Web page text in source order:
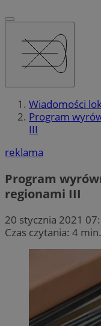
Wiadomości
Program
III
reklama
Program
regionami III
20 stycznia 2021
Czas czytania: 4 min.